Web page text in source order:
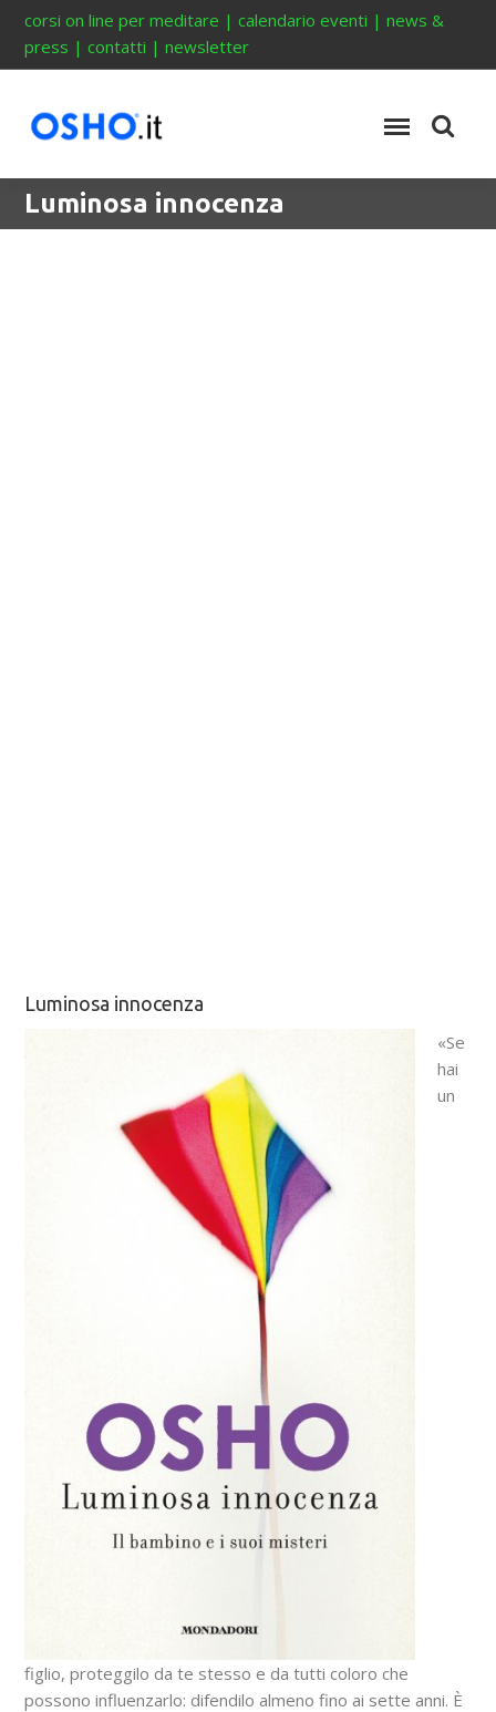
corsi on line per meditare |calendario eventi |news &
press |contatti |newsletter
Luminosa innocenza
Luminosa innocenza
«Se
hai
un
figlio, proteggilo da te stesso e da tutti coloro che
possono influenzarlo: difendilo almeno fino ai sette anni. È